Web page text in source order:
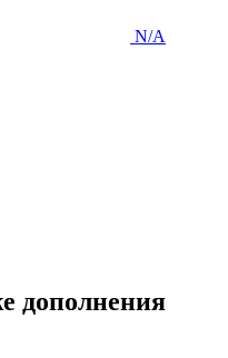
N/A
дополнения